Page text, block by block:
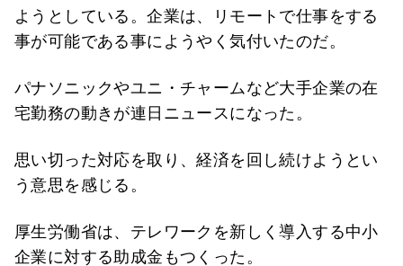
ようとしている。企業は、リモートで仕事をする
事が可能である事にようやく気付いたのだ。
パナソニックやユニ・チャームなど大手企業の在
宅勤務の動きが連日ニュースになった。
思い切った対応を取り、経済を回し続けようとい
う意思を感じる。
厚生労働省は、テレワークを新しく導入する中小
企業に対する助成金もつくった。